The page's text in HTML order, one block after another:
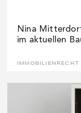
Nina
im aktuellen
IMMOBILIENRECHT